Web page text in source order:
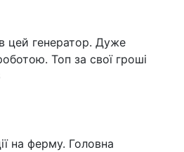
цей генератор. Дуже
Топ за свої гроші
на ферму. Головна